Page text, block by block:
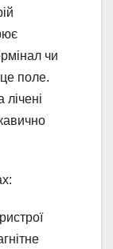
чи
поле.